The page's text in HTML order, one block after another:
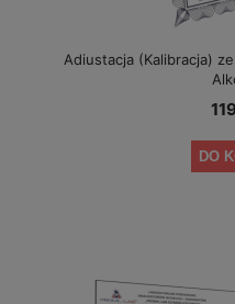
Adiustacja (Kalibracja)
DO